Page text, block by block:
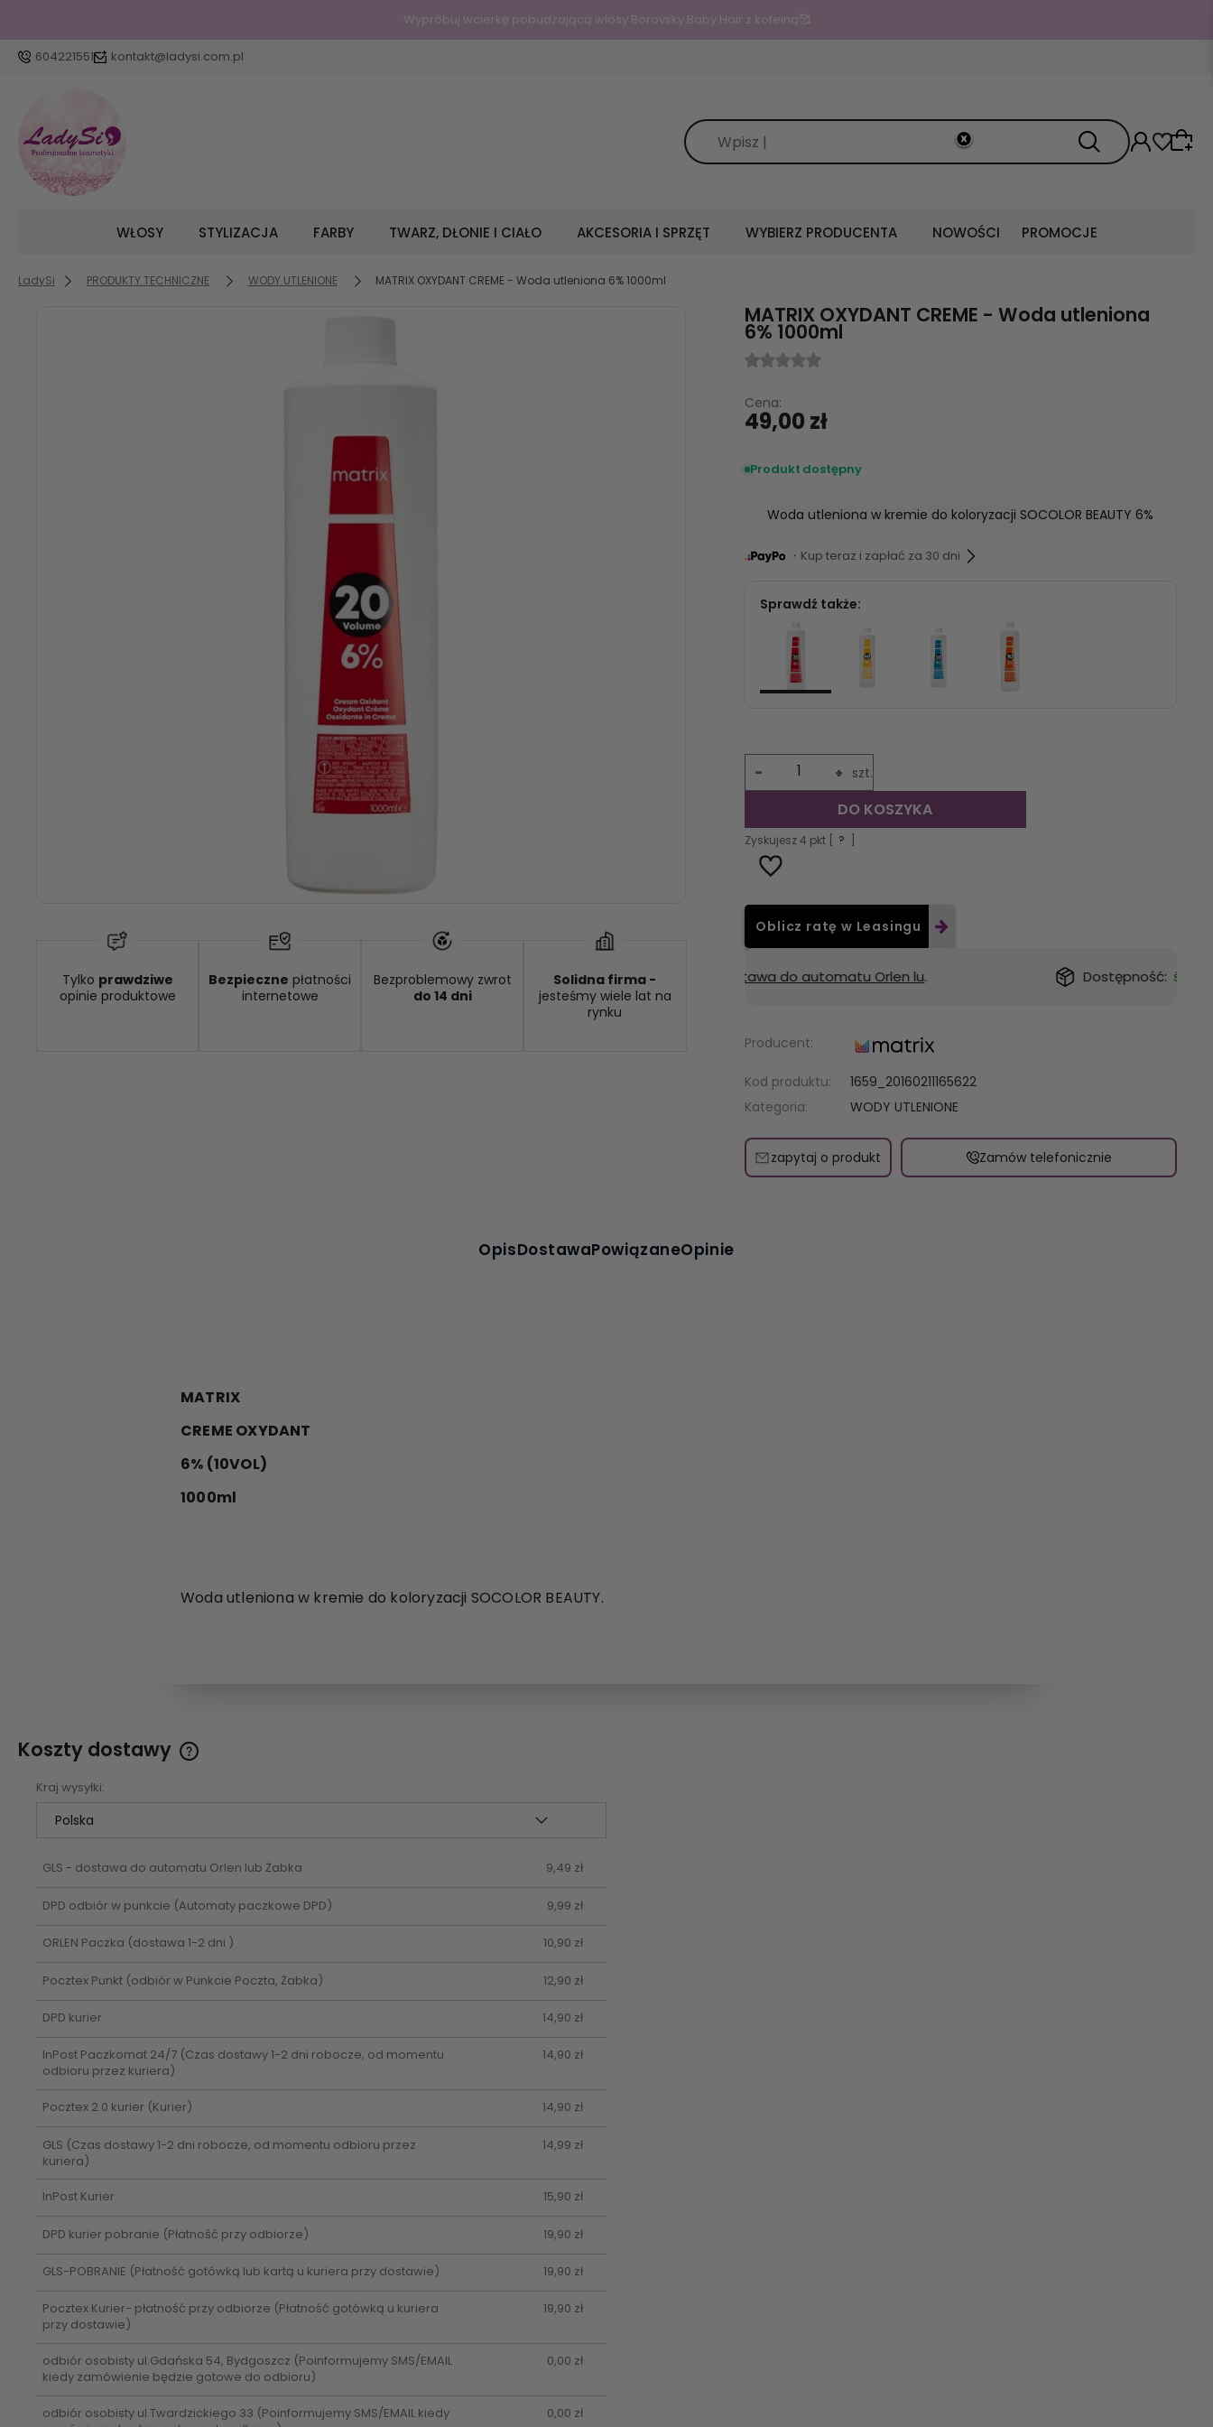
Wypróbuj wcierkę pobudzającą włosy Borovsky Baby Hair z kofeiną🥰
604221551 kontakt@ladysi.com.pl
WŁOSY STYLIZACJA FARBY TWARZ, DŁONIE I CIAŁO AKCESORIA I SPRZĘT WYBIERZ PRODUCENTA NOWOŚCI PROMOCJE
LadySi PRODUKTY TECHNICZNE WODY UTLENIONE MATRIX OXYDANT CREME - Woda utleniona 6% 1000ml
Tylko prawdziwe
opinie produktowe
Bezpieczne płatności
internetowe
Bezproblemowy zwrot
do 14 dni
Solidna firma -
jesteśmy wiele lat na
rynku
MATRIX OXYDANT CREME - Woda utleniona
6% 1000ml
Cena:
49,00 zł
Produkt dostępny
Woda utleniona w kremie do koloryzacji SOCOLOR BEAUTY 6%
・Kup teraz i zapłać za 30 dni
Sprawdź także:
+
- szt.
DO KOSZYKA
Zyskujesz4 pkt [ ?
Oblicz ratę w Leasingu
Wysyłka w: 48 godzin Dostawa: od 9,49 zł - GLS - dostawa do automatu Orlen lub Żabka Dostępność: średnia ilość
Producent:
Kod produktu:
1659_20160211165622
Kategoria:
WODY UTLENIONE
zapytaj o produkt Zamów telefonicznie
OpisDostawaPowiązaneOpinie
MATRIX
CREME OXYDANT
6% (10VOL)
1000ml
Woda utleniona w kremie do koloryzacji SOCOLOR BEAUTY.
Koszty dostawy
Kraj wysyłki:
GLS - dostawa do automatu Orlen lub Żabka 9,49 zł
DPD odbiór w punkcie (Automaty paczkowe DPD) 9,99 zł
ORLEN Paczka (dostawa 1-2 dni ) 10,90 zł
Pocztex Punkt (odbiór w Punkcie Poczta, Żabka) 12,90 zł
DPD kurier 14,90 zł
InPost Paczkomat 24/7(Czas dostawy 1-2 dni robocze, od momentu
odbioru przez kuriera)
14,90 zł
Pocztex 2.0 kurier (Kurier) 14,90 zł
GLS (Czas dostawy 1-2 dni robocze, od momentu odbioru przez
kuriera)
14,99 zł
InPost Kurier 15,90 zł
DPD kurier pobranie (Płatność przy odbiorze) 19,90 zł
GLS-POBRANIE (Płatność gotówką lub kartą u kuriera przy dostawie) 19,90 zł
Pocztex Kurier- płatność przy odbiorze (Płatność gotówką u kuriera
przy dostawie)
19,90 zł
odbiór osobisty ul.Gdańska 54, Bydgoszcz (Poinformujemy SMS/EMAIL
kiedy zamówienie będzie gotowe do odbioru)
0,00 zł
odbiór osobisty ul.Twardzickiego 33 (Poinformujemy SMS/EMAIL kiedy
0,00 zł